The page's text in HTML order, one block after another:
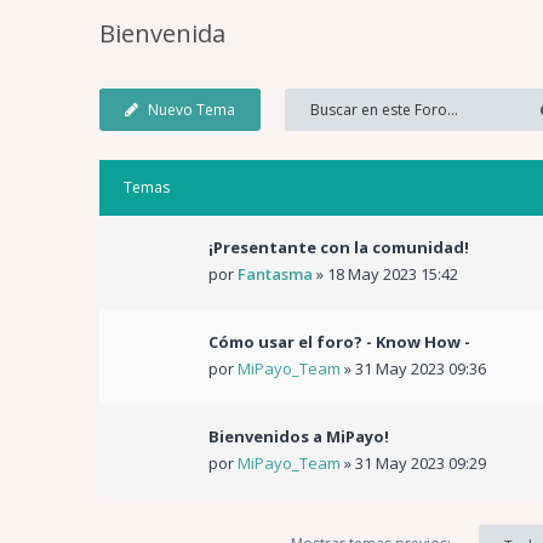
Bienvenida
Nuevo Tema
Temas
¡Presentante con la comunidad!
por Fantasma » 18 May 2023 15:42
Cómo usar el foro? - Know How -
porMiPayo_Team »31 May 2023 09:36
Bienvenidos a MiPayo!
porMiPayo_Team »31 May 2023 09:29